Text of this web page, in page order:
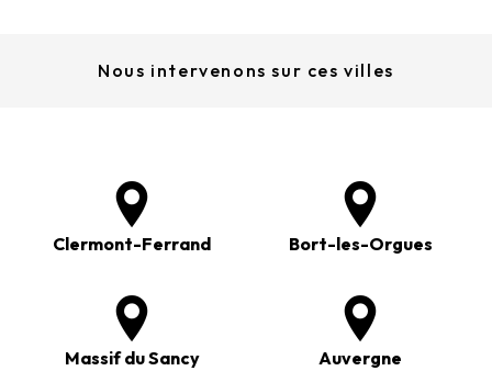
Nous intervenons sur ces villes
Clermont-Ferrand Bort-les-Orgues
Massif du Sancy Auvergne